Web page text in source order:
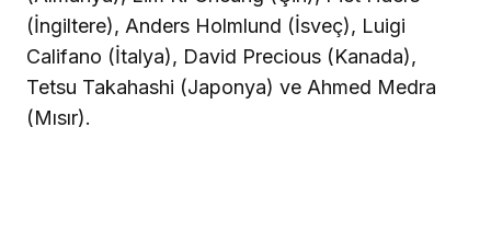
(İngiltere), Anders Holmlund (İsveç), Luigi
Califano (İtalya), David Precious (Kanada),
Tetsu Takahashi (Japonya) ve Ahmed Medra
(Mısır).